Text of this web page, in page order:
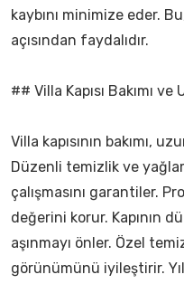
kaybını minimize eder.
açısından faydalıdır.
## Villa Kapısı Bakımı
Villa kapısının bakımı,
Düzenli temizlik ve
çalışmasını garantiler.
değerini korur. Kapının
aşınmayı önler. Özel
görünümünü iyileştirir.